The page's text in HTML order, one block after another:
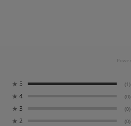
★ 5 (1)
★ 4 (0)
★ 3 (0)
★ 2 (0)